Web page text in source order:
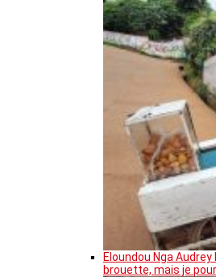
Eloundou Nga Audrey
brouette, mais je